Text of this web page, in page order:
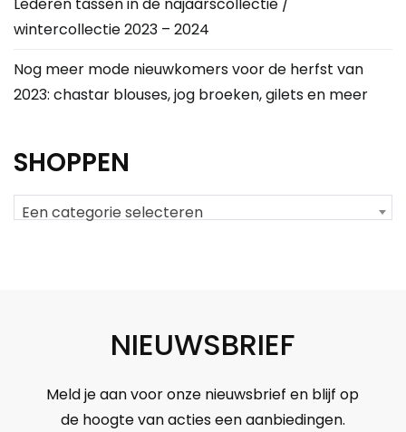
Lederen tassen in de najaarscollectie /
wintercollectie 2023 – 2024
Nog meer mode nieuwkomers voor de herfst van
2023: chastar blouses, jog broeken, gilets en meer
SHOPPEN
Een categorie selecteren
NIEUWSBRIEF
Meld je aan voor onze nieuwsbrief en blijf op
de hoogte van acties een aanbiedingen.